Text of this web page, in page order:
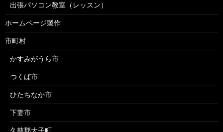
出張パソコン教室（レッスン）
ホームページ製作
市町村
かすみがうら市
つくば市
ひたちなか市
下妻市
久慈郡大子町